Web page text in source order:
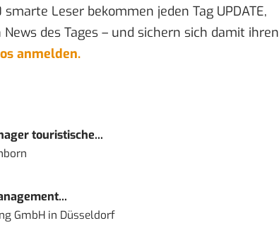
Leser bekommen jeden Tag UPDATE,
des Tages – und sichern sich damit ihren
anmelden.
touristische...
GmbHin Düsseldorf